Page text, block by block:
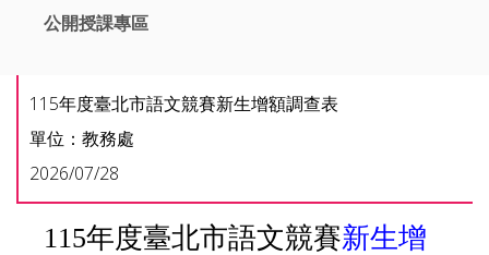
公開授課專區
115年度臺北市語文競賽新生增額調查表
單位：教務處
2026/07/28
115年度臺北市語文競賽新生增